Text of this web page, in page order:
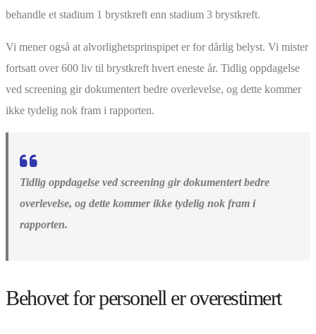
behandle et stadium 1 brystkreft enn stadium 3 brystkreft.
Vi mener også at alvorlighetsprinspipet er for dårlig belyst. Vi mister
fortsatt over 600 liv til brystkreft hvert eneste år. Tidlig oppdagelse
ved screening gir dokumentert bedre overlevelse, og dette kommer
ikke tydelig nok fram i rapporten.
Tidlig oppdagelse ved screening gir dokumentert bedre
overlevelse, og dette kommer ikke tydelig nok fram i
rapporten.
Behovet for personell er overestimert